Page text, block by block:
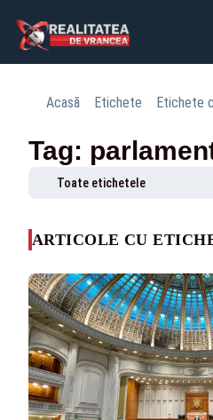
Acasă Etichete Etichete
Tag:
Toate etichetele
ARTICOLE CU